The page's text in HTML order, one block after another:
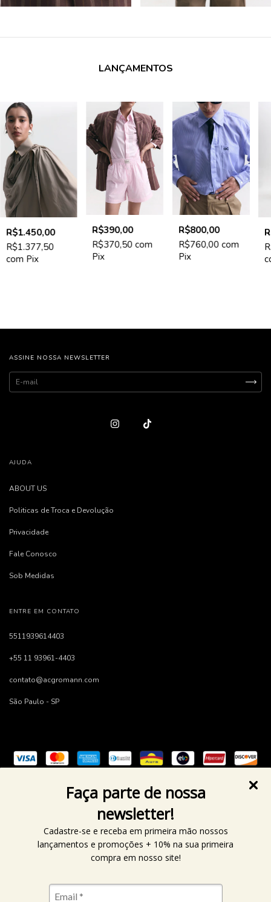
Faça parte de nossa
newsletter!
Cadastre-se e receba em primeira mão nossos
lançamentos e promoções + 10% na sua primeira
compra em nosso site!
LANÇAMENTOS
R$1.450,00
R$1.377,50
com Pix
R$390,00
R$370,50com
Pix
R$800,00
R$760,00 com
Pix
ASSINE NOSSA NEWSLETTER
AJUDA
ABOUT US
Politicas de Troca e Devolução
Privacidade
Fale Conosco
Sob Medidas
ENTRE EM CONTATO
5511939614403
+55 11 93961-4403
contato@acgromann.com
São Paulo - SP